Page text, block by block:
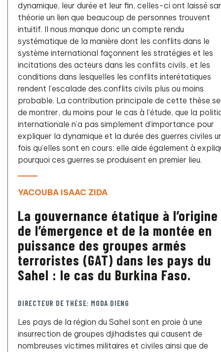
dynamique, leur durée et leur fin, celles-ci ont laissé
théorie un lien que beaucoup de personnes trouvent
intuitif. Il nous manque donc un compte rendu
systématique de la manière dont les conflits dans le
système international façonnent les stratégies et les
incitations des acteurs dans les conflits civils, et les
conditions dans lesquelles les conflits interétatiques
rendent l’escalade des conflits civils plus ou moins
probable. La contribution principale de cette thèse
de montrer, du moins pour le cas à l’étude, que la
internationale n’a pas simplement d’importance pour
expliquer la dynamique et la durée des guerres civiles
fois qu’elles sont en cours; elle aide également à
pourquoi ces guerres se produisent en premier lieu.
YACOUBA ISAAC ZIDA
La gouvernance étatique à l’origine
de l’émergence et de la montée en
puissance des groupes armés
terroristes (GAT) dans les pays du
Sahel : le cas du Burkina Faso.
DIRECTEUR DE THÈSE: MODA DIENG
Les pays de la région du Sahel sont en proie à une
insurrection de groupes djihadistes qui causent de
nombreuses victimes militaires et civiles ainsi que de